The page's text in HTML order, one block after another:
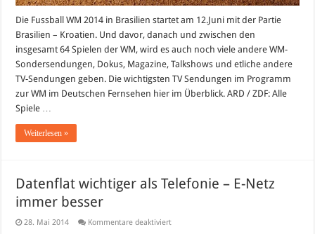
Die Fussball WM 2014 in Brasilien startet am 12.Juni mit der Partie
Brasilien – Kroatien. Und davor, danach und zwischen den
insgesamt 64 Spielen der WM, wird es auch noch viele andere WM-
Sondersendungen, Dokus, Magazine, Talkshows und etliche andere
TV-Sendungen geben. Die wichtigsten TV Sendungen im Programm
zur WM im Deutschen Fernsehen hier im Überblick. ARD / ZDF: Alle
Spiele …
Weiterlesen »
Datenflat wichtiger als Telefonie – E-Netz
immer besser
28. Mai 2014 Kommentare deaktiviertfür